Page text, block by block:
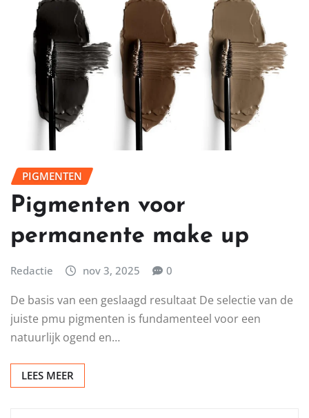
PIGMENTEN
Pigmenten voor
permanente make up
Redactie nov 3, 2025 0
De basis van een geslaagd resultaat De selectie van de
juiste pmu pigmenten is fundamenteel voor een
natuurlijk ogend en…
LEES MEER